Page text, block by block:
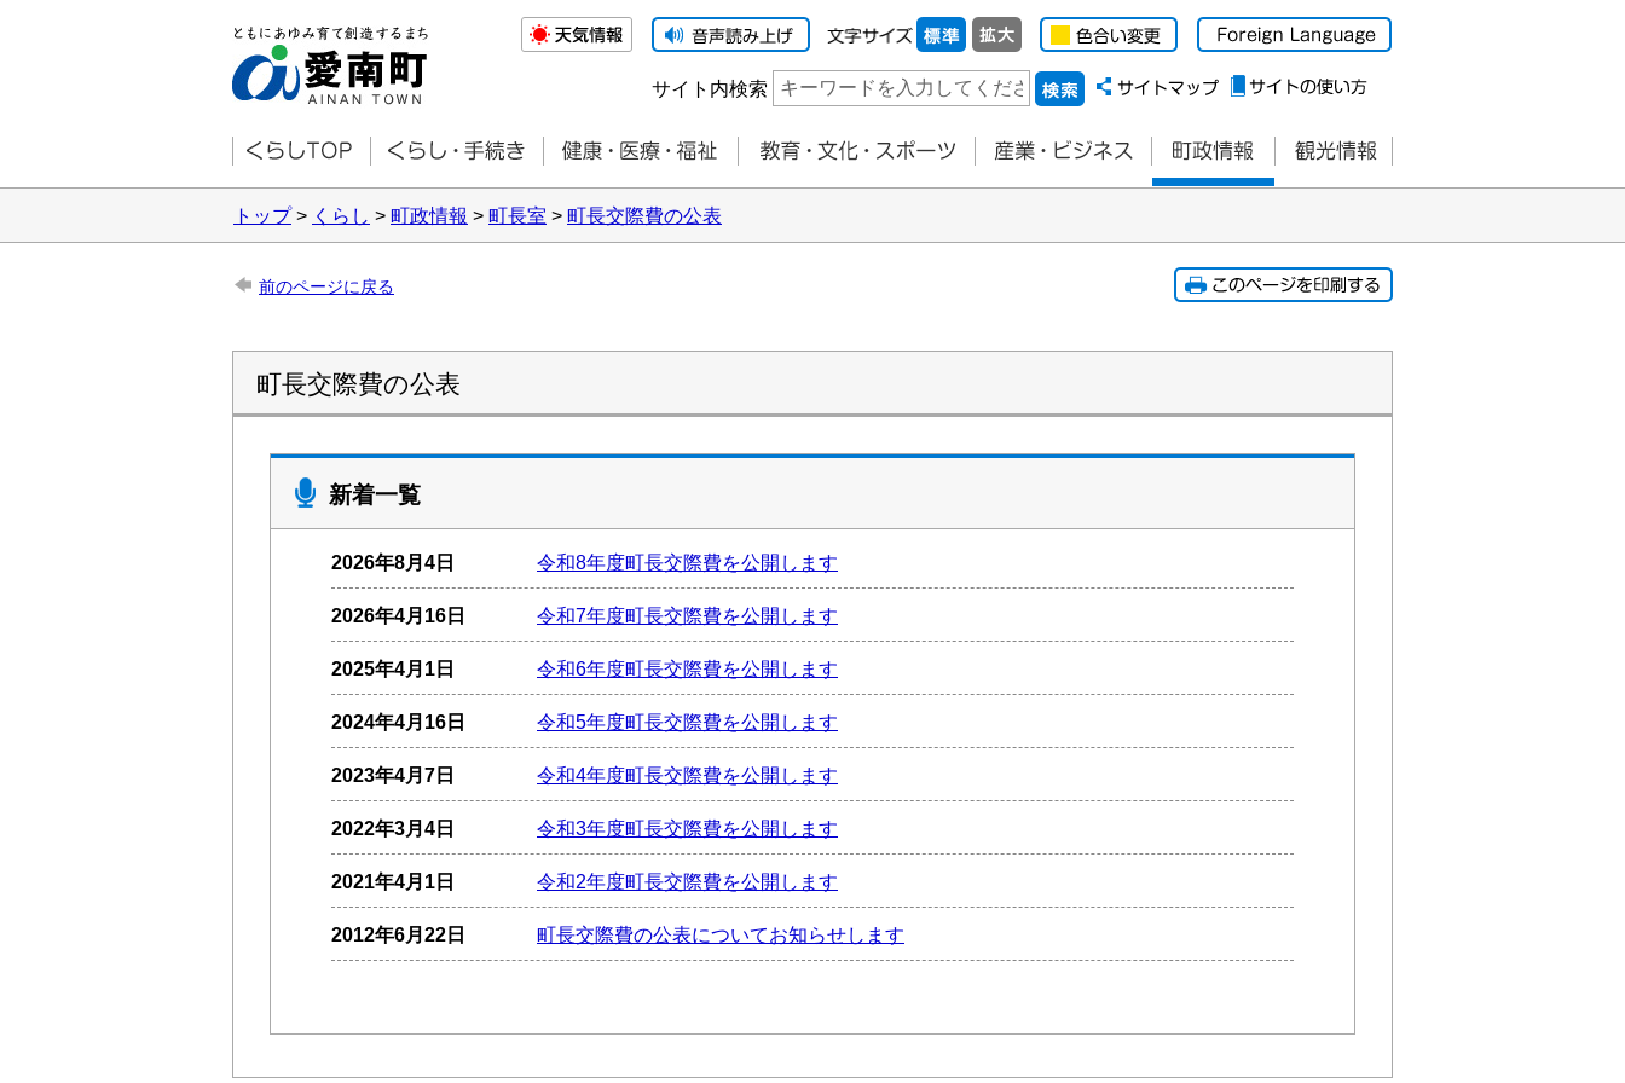
サイト内検索
トップ> くらし > 町政情報 > 町長室 > 町長交際費の公表
前のページに戻る
町長交際費の公表
新着一覧
2026年8月4日 令和8年度町長交際費を公開します
2026年4月16日 令和7年度町長交際費を公開します
2025年4月1日 令和6年度町長交際費を公開します
2024年4月16日 令和5年度町長交際費を公開します
2023年4月7日 令和4年度町長交際費を公開します
2022年3月4日 令和3年度町長交際費を公開します
2021年4月1日 令和2年度町長交際費を公開します
2012年6月22日 町長交際費の公表についてお知らせします